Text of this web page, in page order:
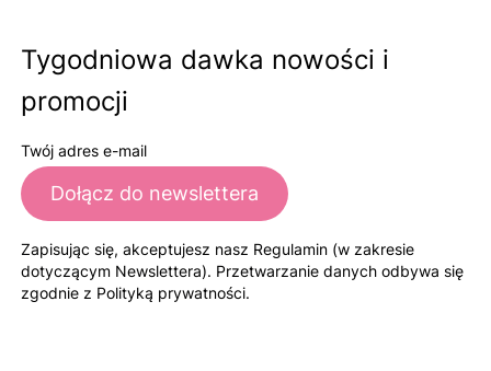
Tygodniowa dawka nowości i
promocji
Twój adres e-mail
Dołącz do newslettera
Zapisując się, akceptujesz nasz Regulamin (w zakresie
dotyczącym Newslettera). Przetwarzanie danych odbywa się
zgodnie z Polityką prywatności.